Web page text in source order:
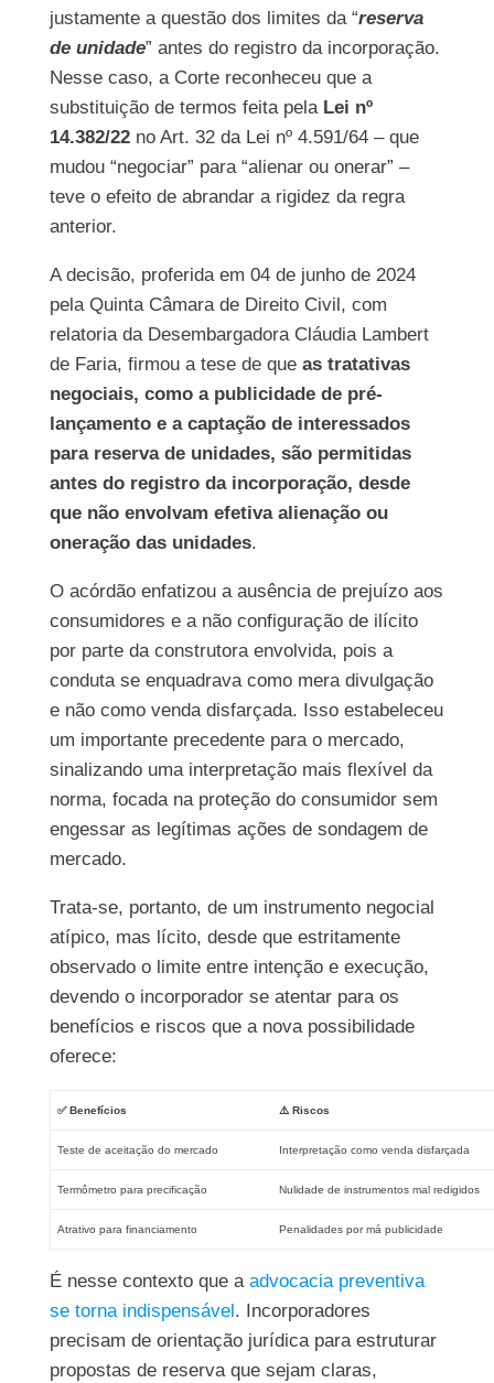
justamente a questão dos limites da “reserva
de unidade” antes do registro da incorporação.
Nesse caso, a Corte reconheceu que a
substituição de termos feita pela Lei nº
14.382/22no Art. 32 da Lei nº 4.591/64 – que
mudou “negociar” para “alienar ou onerar” –
teve o efeito de abrandar a rigidez da regra
anterior.
A decisão, proferida em 04 de junho de 2024
pela Quinta Câmara de Direito Civil, com
relatoria da Desembargadora Cláudia Lambert
de Faria, firmou a tese de que as tratativas
negociais, como a publicidade de pré-
lançamento e a captação de interessados
para reserva de unidades, são permitidas
antes do registro da incorporação, desde
que não envolvam efetiva alienação ou
oneração das unidades.
O acórdão enfatizou a ausência de prejuízo aos
consumidores e a não configuração de ilícito
por parte da construtora envolvida, pois a
conduta se enquadrava como mera divulgação
e não como venda disfarçada. Isso estabeleceu
um importante precedente para o mercado,
sinalizando uma interpretação mais flexível da
norma, focada na proteção do consumidor sem
engessar as legítimas ações de sondagem de
mercado.
Trata-se, portanto, de um instrumento negocial
atípico, mas lícito, desde que estritamente
observado o limite entre intenção e execução,
devendo o incorporador se atentar para os
benefícios e riscos que a nova possibilidade
oferece:
✅Benefícios ⚠️Riscos
Teste de aceitação do mercado Interpretação como venda disfarçada
Termômetro para precificação Nulidade de instrumentos mal redigidos
Atrativo para financiamento Penalidades por má publicidade
É nesse contexto que a advocacia preventiva
se torna indispensável. Incorporadores
precisam de orientação jurídica para estruturar
propostas de reserva que sejam claras,